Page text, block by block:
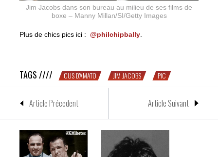
Jim Jacobs dans son bureau au milieu de ses films de
boxe – Manny Millan/SI/Getty Images
Plus de chics pics ici : @philchipbally.
TAGS //// CUS D'AMATO JIM JACOBS PIC
Article Précedent Article Suivant